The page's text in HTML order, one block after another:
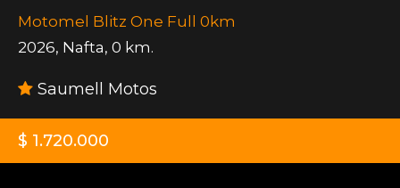
Motomel Blitz One Full 0km
2026, Nafta, 0 km.
Saumell Motos
$ 1.720.000